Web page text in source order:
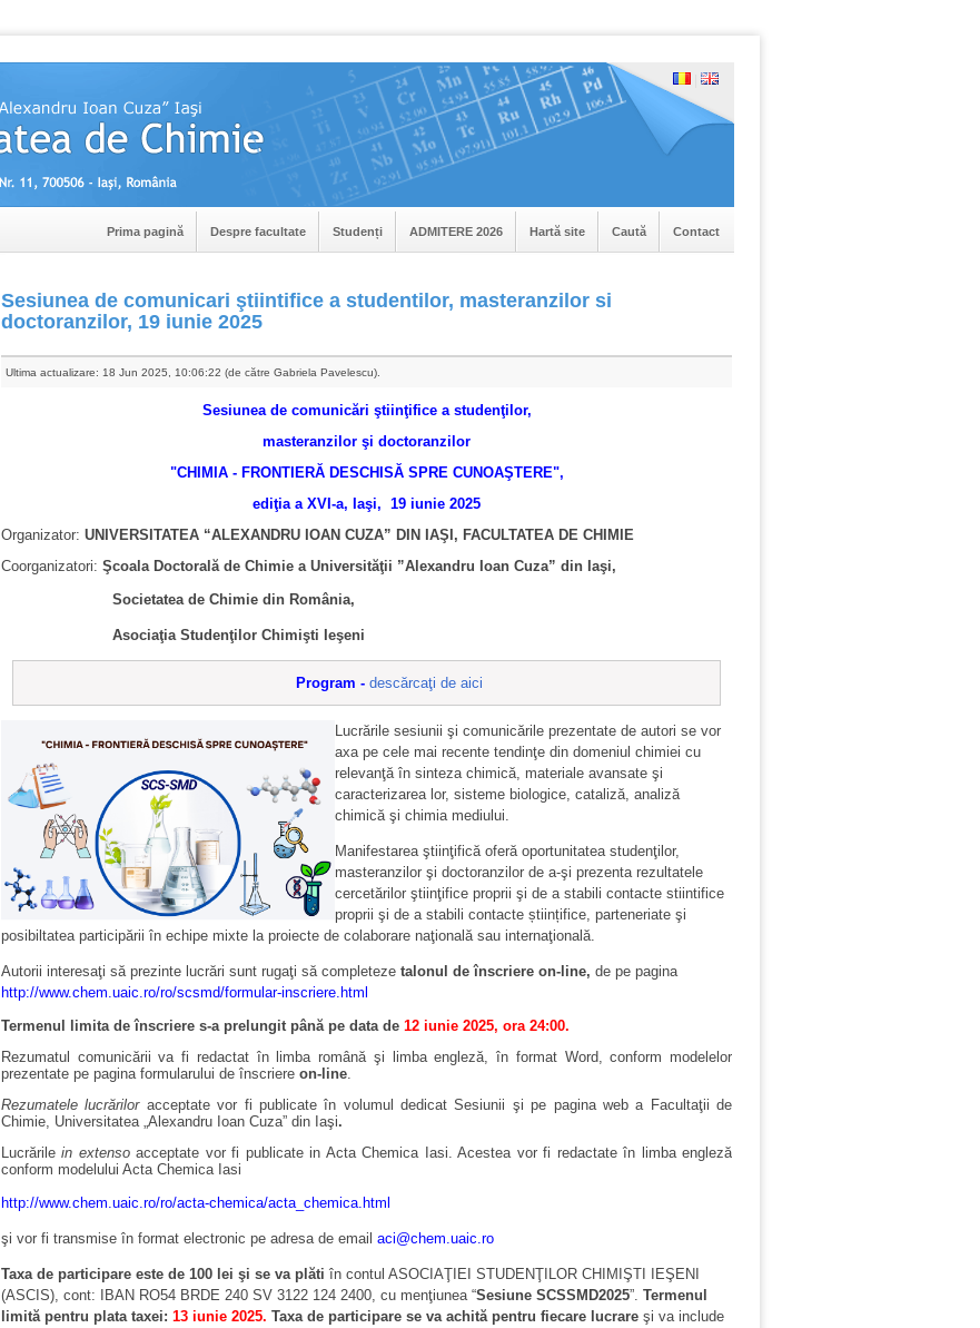
Prima pagină Despre facultate Studenți ADMITERE 2026 Hartă site Caută Contact
Sesiunea de comunicari ştiintifice a studentilor, masteranzilor si
doctoranzilor, 19 iunie 2025
Ultima actualizare: 18 Jun 2025, 10:06:22 (de către Gabriela Pavelescu).
Sesiunea de comunicări ştiinţifice a studenţilor,
masteranzilor şi doctoranzilor
"CHIMIA - FRONTIERĂ DESCHISĂ SPRE CUNOAŞTERE",
ediţia a XVI-a, Iaşi, 19 iunie 2025
Organizator: UNIVERSITATEA “ALEXANDRU IOAN CUZA” DIN IAŞI, FACULTATEA DE CHIMIE
Coorganizatori: Şcoala Doctorală de Chimie a Universităţii ”Alexandru Ioan Cuza” din Iaşi,
Societatea de Chimie din România,
Asociaţia Studenţilor Chimişti Ieşeni
Program - descărcaţi de aici
Lucrările sesiunii şi comunicările prezentate de autori se vor
axa pe cele mai recente tendinţe din domeniul chimiei cu
relevanţă în sinteza chimică, materiale avansate şi
caracterizarea lor, sisteme biologice, cataliză, analiză
chimică şi chimia mediului.
Manifestarea ştiinţifică oferă oportunitatea studenţilor,
masteranzilor şi doctoranzilor de a-şi prezenta rezultatele
cercetărilor ştiinţifice proprii şi de a stabili contacte stiintifice
proprii şi de a stabili contacte științifice, parteneriate şi
posibiltatea participării în echipe mixte la proiecte de colaborare naţională sau internaţională.
Autorii interesaţi să prezinte lucrări sunt rugaţi să completeze talonul de înscriere on-line, de pe pagina
http://www.chem.uaic.ro/ro/scsmd/formular-inscriere.html
Termenul limita de înscriere s-a prelungit până pe data de 12 iunie 2025, ora 24:00.
Rezumatul comunicării va fi redactat în limba română şi limba engleză, în format Word, conform modelelor
prezentate pe pagina formularului de înscriere on-line.
Rezumatele lucrăriloracceptate vor fi publicate în volumul dedicat Sesiunii şi pe pagina web a Facultaţii de
Chimie, Universitatea „Alexandru Ioan Cuza” din Iaşi.
Lucrările in extensoacceptate vor fi publicate in Acta Chemica Iasi. Acestea vor fi redactate în limba engleză
conform modelului Acta Chemica Iasi
http://www.chem.uaic.ro/ro/acta-chemica/acta_chemica.htm
şi vor fi transmise în format electronic pe adresa de email aci@chem.uaic.ro
Taxa de participare este de 100 lei şi se va plăti în contul ASOCIAŢIEI STUDENŢILOR CHIMIŞTI IEŞENI
(ASCIS), cont: IBAN RO54 BRDE 240 SV 3122 124 2400, cu menţiunea “Sesiune SCSSMD2025”. Termenul
limită pentru plata taxei: 13 iunie 2025. Taxa de participare se va achită pentru fiecare lucrare şi va include